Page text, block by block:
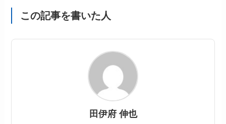
この記事を書いた人
田伊府 伸也